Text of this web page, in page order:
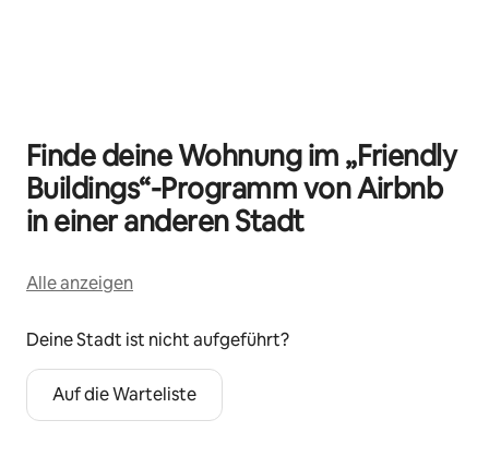
Finde deine Wohnung im „Friendly
Buildings“-Programm von Airbnb
in einer anderen Stadt
Alle anzeigen
Deine Stadt ist nicht aufgeführt?
Auf die Warteliste